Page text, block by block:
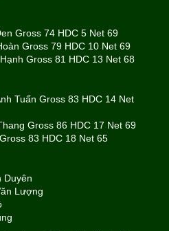
Gross 74 HDC 5 Net 69
Gross 79 HDC 10 Net 69
Gross 81 HDC 13 Net 68
Tuấn Gross 83 HDC 14 Net
Gross 86 HDC 17 Net 69
83 HDC 18 Net 65
Duyên
Lượng